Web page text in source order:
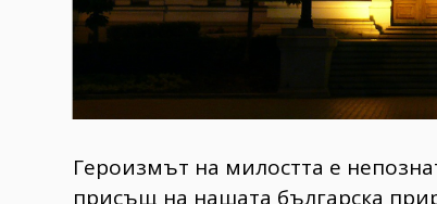
Героизмът на милостта е
присъщ на нашата българска